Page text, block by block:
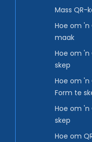
Mass QR-
Hoe om 'n
maak
Hoe om 'n
skep
Hoe om 'n
Form te
Hoe om
skep
Hoe om